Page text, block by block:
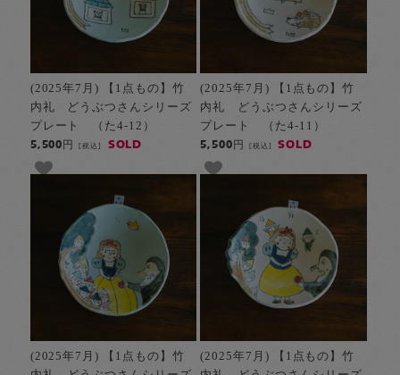
(2025年7月) 【1点もの】竹
内礼 どうぶつさんシリーズ
プレート （た4-12）
5,500円[税込] SOLD
(2025年7月) 【1点もの】竹
内礼 どうぶつさんシリーズ
プレート （た4-11）
5,500円 [税込] SOLD
(2025年7月) 【1点もの】竹
(2025年7月) 【1点もの】竹